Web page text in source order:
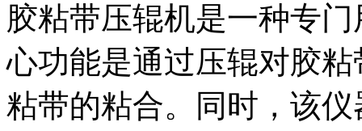
胶粘带压辊机是一种专
心功能是通过压辊对胶
粘带的粘合。同时，该